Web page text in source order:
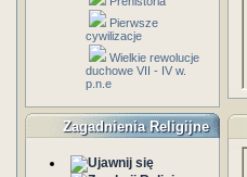
Pierwsze
cywilizacje
Wielkie rewolucje
duchowe VII - IV w.
p.n.e
Zagadnienia Religijne